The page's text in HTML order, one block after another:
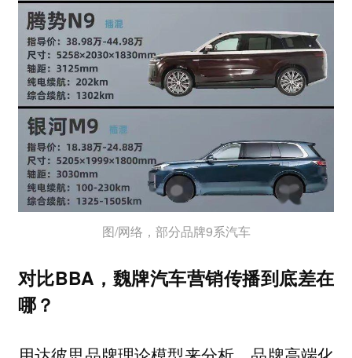
图/网络，部分品牌9系汽车
对比BBA，魏牌汽车营销传播到底差在
哪？